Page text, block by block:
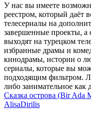
У нас вы имеете
реестром, который даёт
телесериалы на
завершенные проекты, а
выходят на турецком
избранные драмы и
кинодрамы, истории о
сериалы, которые вы
подходящим фильтром.
либо занимательное как
Сказка острова (Bir Ada
AlisaDirilis